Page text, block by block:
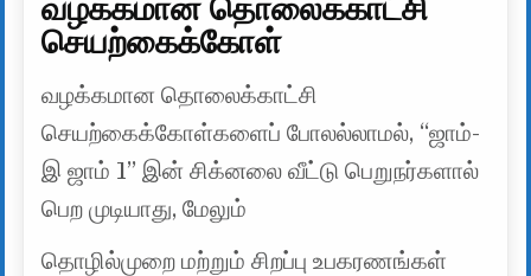
செயற்கைக்கோள்
வழக்கமான தொலைக்காட்சி
செயற்கைக்கோள்களைப் போலல்லாமல், “ஜாம்-
இ ஜாம் 1” இன் சிக்னலை வீட்டு பெறுநர்களால்
பெற முடியாது, மேலும்
தொழில்முறை மற்றும் சிறப்பு உபகரணங்கள்